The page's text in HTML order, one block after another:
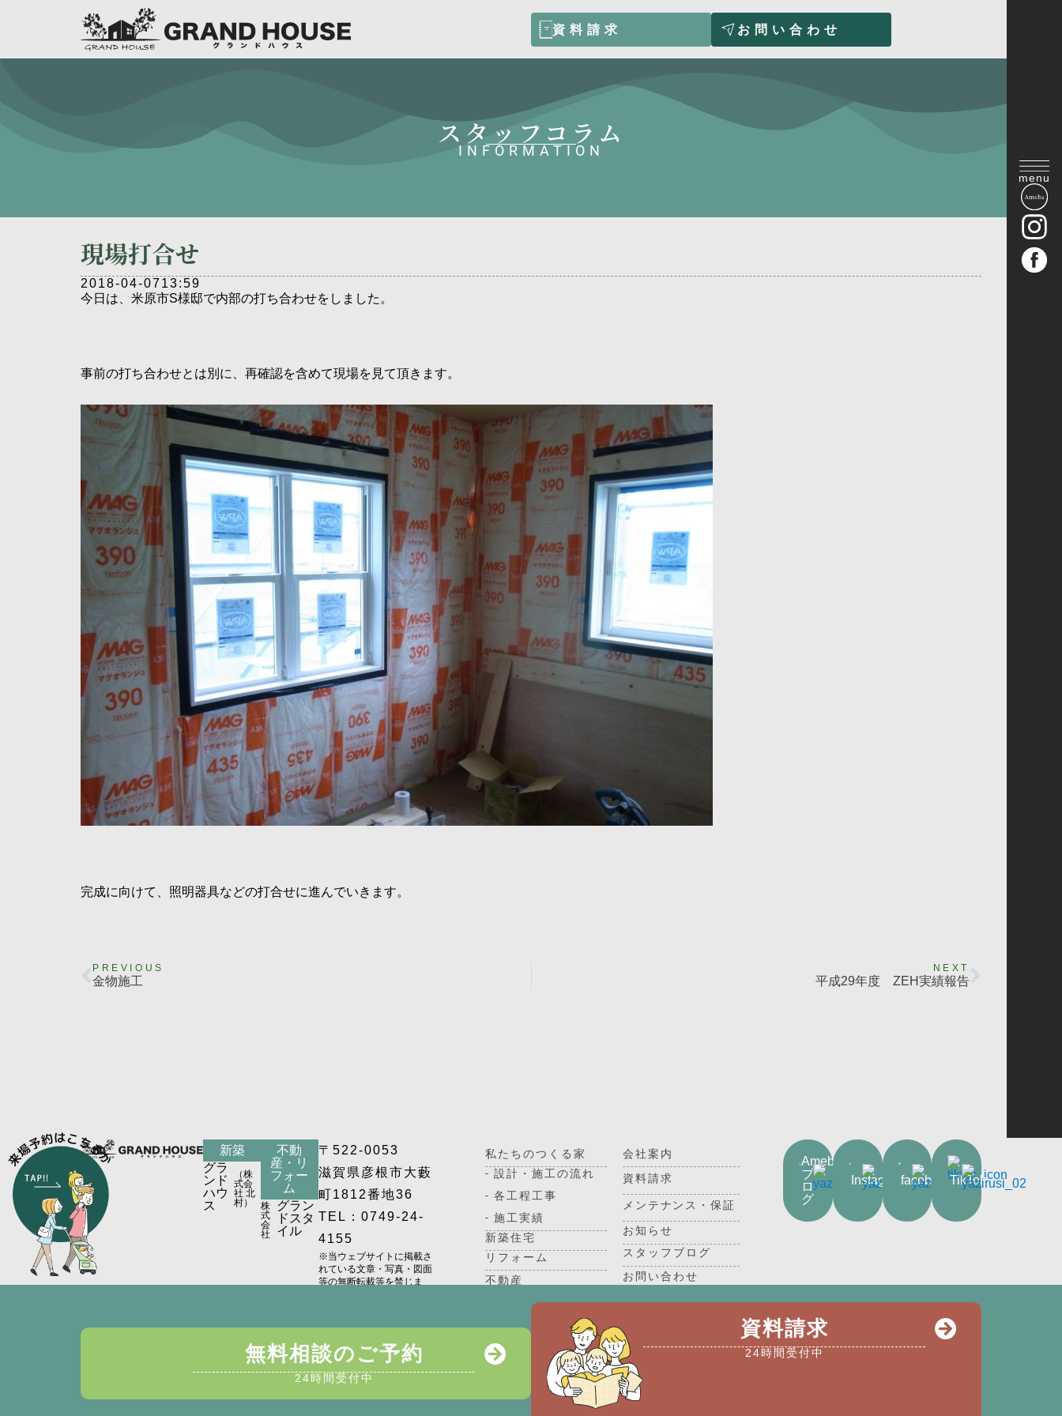
menu
資料請求 お問い合わせ
スタッフコラム
INFORMATION
現場打合せ
2018-04-07 13:59
今日は、米原市S様邸で内部の打ち合わせをしました。
事前の打ち合わせとは別に、再確認を含めて現場を見て頂きます。
完成に向けて、照明器具などの打合せに進んでいきます。
PREVIOUS
金物施工
NEXT
平成29年度 ZEH実績報告
無料相談のご予約
24時間受付中
資料請求
24時間受付中
新築
グラ
ンド
ハウ
ス
（株
式会
社 北
村）
不動
産・リ
フォー
ム
株
式
会
社
グラン
ドスタ
イル
〒522-0053
滋賀県彦根市大藪
町1812番地36
TEL：0749-24-
4155
※当ウェブサイトに掲載さ
れている文章・写真・図面
等の無断転載等を禁じま
私たちのつくる家
- 設計・施工の流れ
- 各工程工事
- 施工実績
新築住宅
リフォーム
不動産
会社案内
資料請求
メンテナンス・保証
お知らせ
スタッフブログ
お問い合わせ
Ameba
ブ
ロ
グ
InstagramfacebookTikTok
長い間住み続ける家だから、法で定められた保証以外にも、もしもの時にも安心な独自の
住宅保証を保険会社と協力して準備しています。
住宅保証について詳しく知る